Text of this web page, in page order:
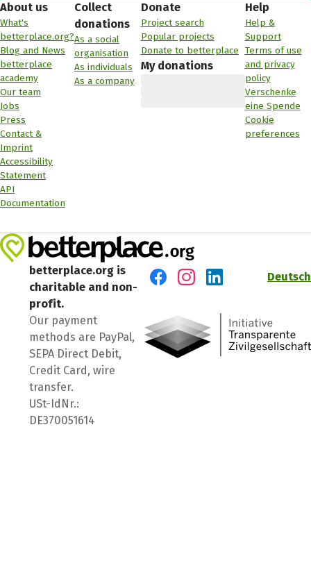
About us
What's
betterplace.org?
Blog and News
betterplace
academy
Our team
Jobs
Press
Contact &
Imprint
Accessibility
Statement
API
Documentation
Collect
donations
As a social
organisation
As individuals
As a company
Donate
Project search
Popular projects
Donate to betterplace
My donations
Help
Help &
Support
Terms of use
and privacy
policy
Verschenke
eine Spende
Cookie
preferences
betterplace.org is
charitable and non-
profit.
Our payment
methods are PayPal,
SEPA Direct Debit,
Credit Card, wire
transfer.
USt-IdNr.:
DE370051614
Deutsch